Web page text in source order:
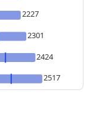
2227
2301
2424
2517